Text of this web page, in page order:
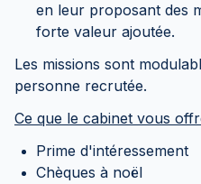
en leur proposant des
forte valeur ajoutée.
Les missions sont
personne recrutée.
Ce que le cabinet vous
Prime d'intéressement
Chèques à noël